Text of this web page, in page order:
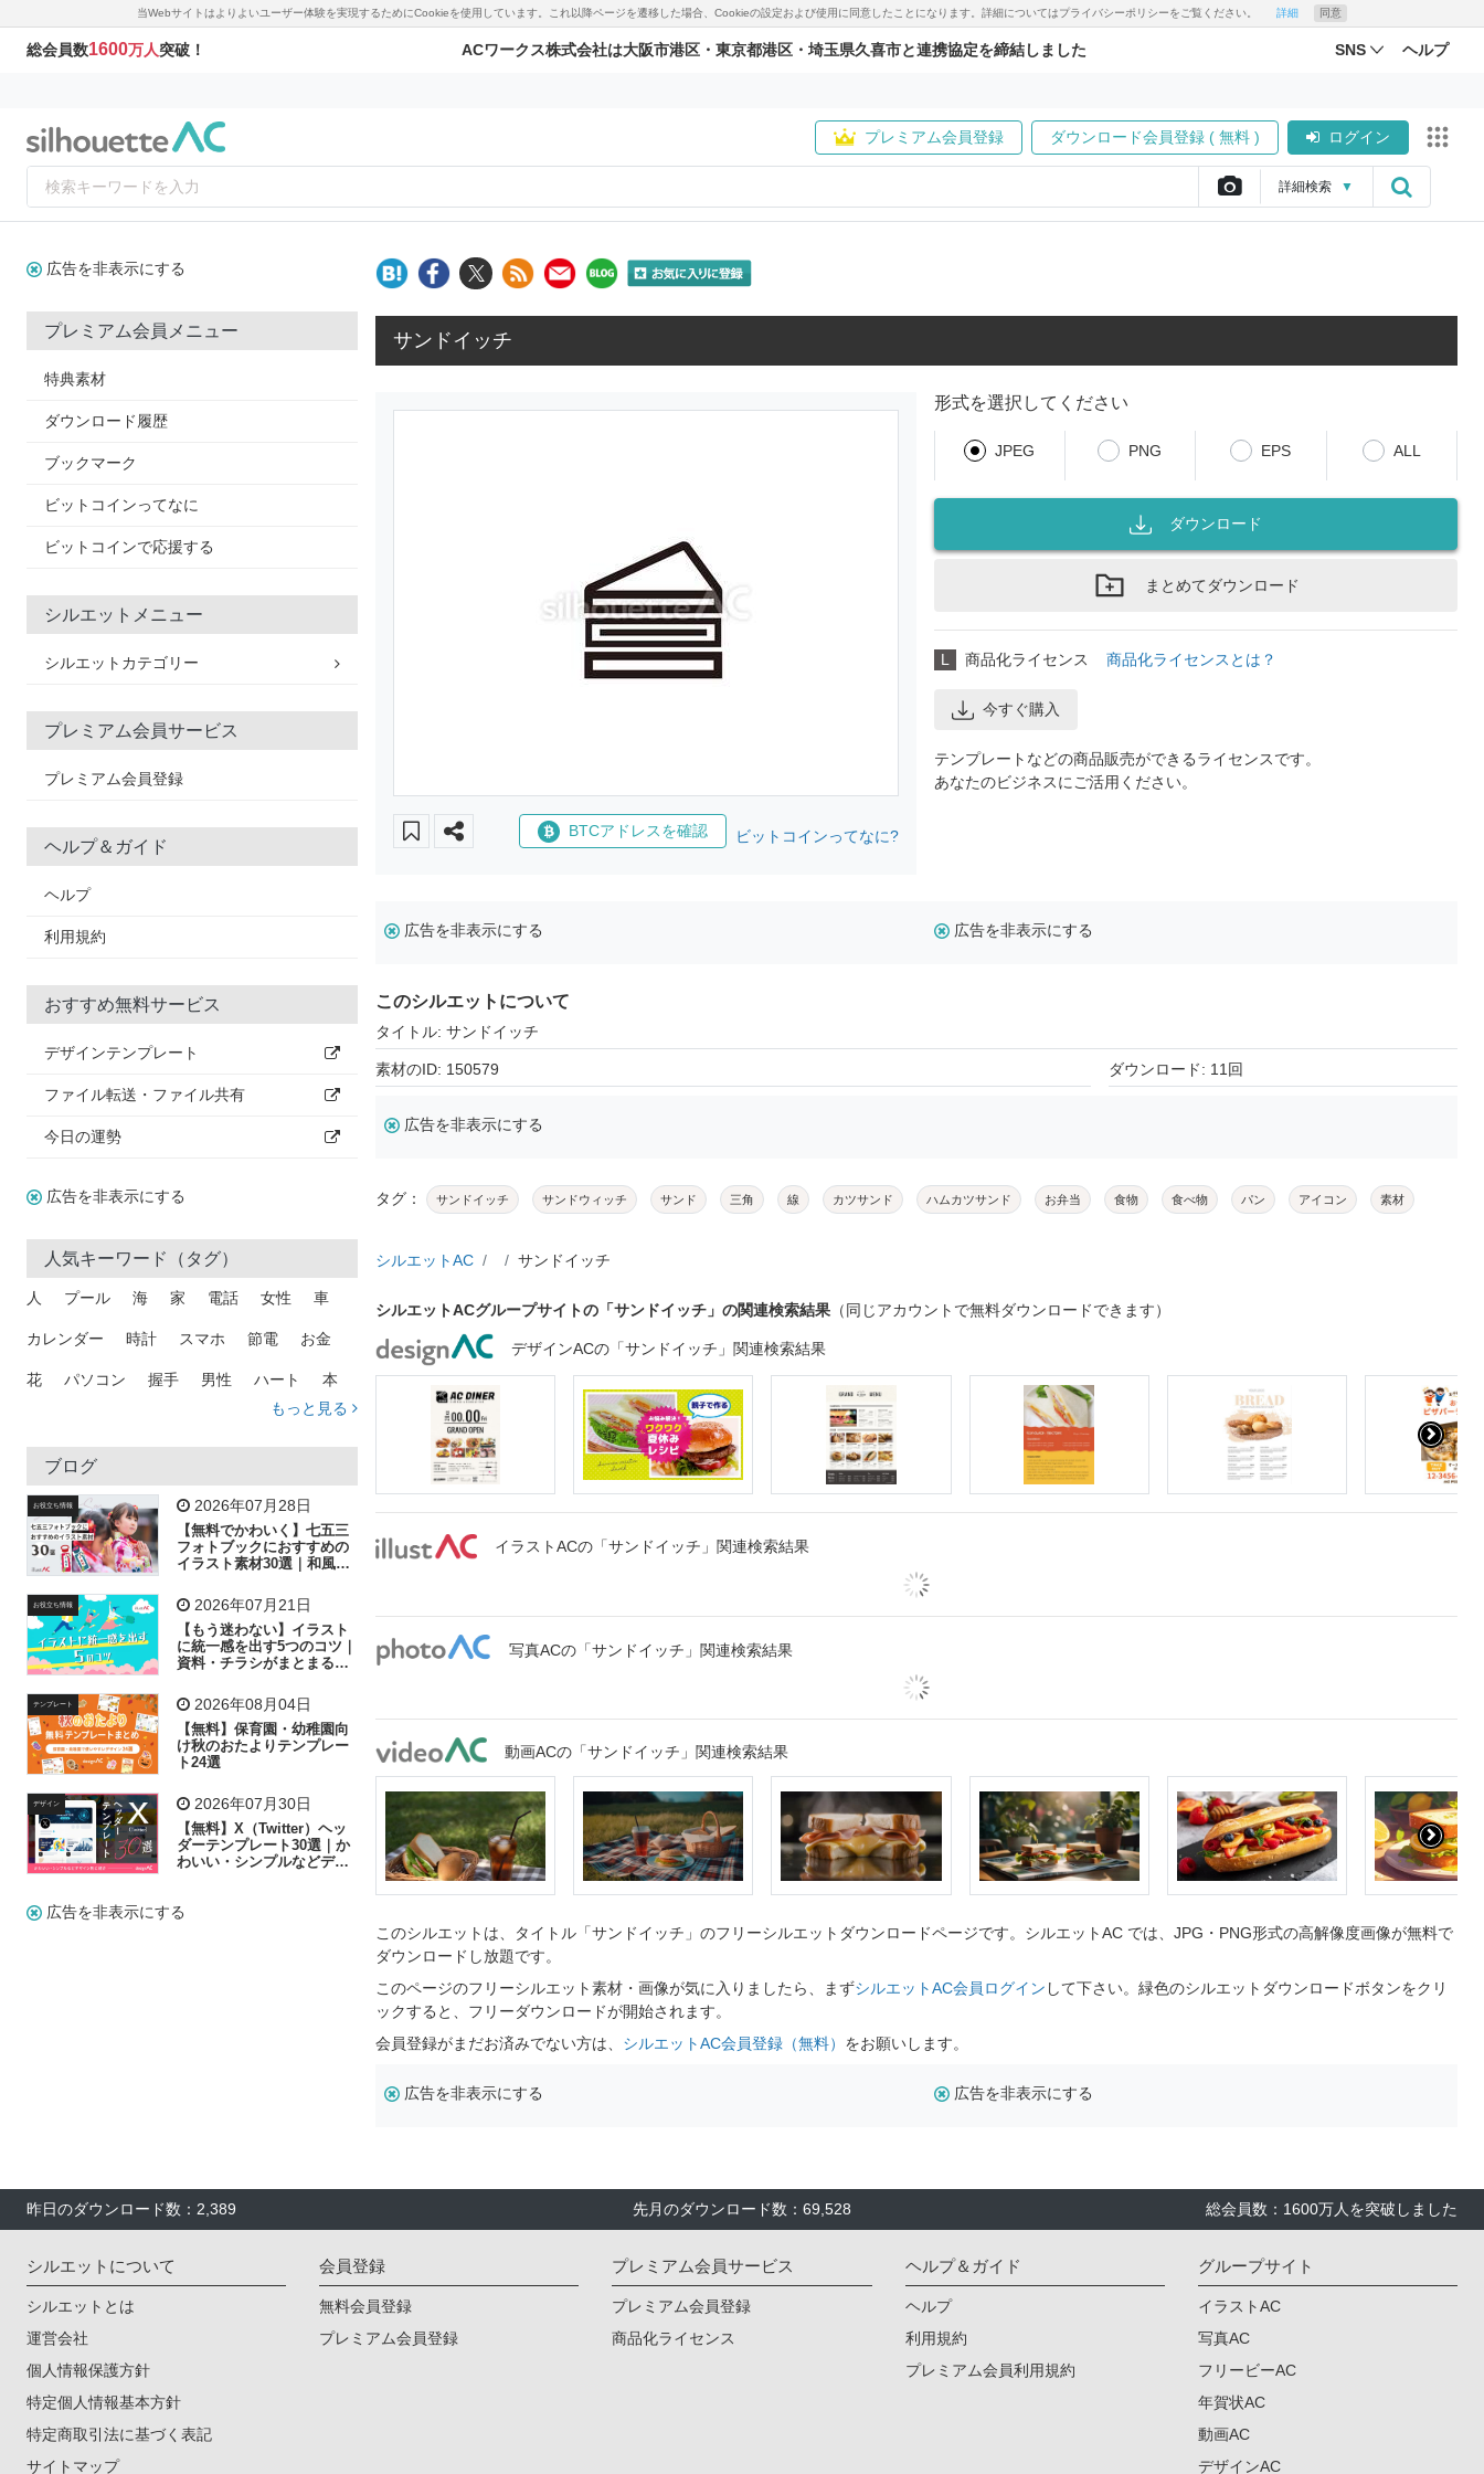
当Webサイトはよりよいユーザー体験を実現するためにCookieを使用しています。これ以降ページを遷移した場合、Cookieの設定および使用に同意したことになります。詳細についてはプライバシーポリシーをご覧ください。 詳細 同意
総会員数1600万人突破！ ACワークス株式会社は大阪市港区・東京都港区・埼玉県久喜市と連携協定を締結しました SNS ヘルプ
プレミアム会員登録 ダウンロード会員登録 ( 無料 ) ログイン
詳細検索 ▼
広告を非表示にする
プレミアム会員メニュー
特典素材
ダウンロード履歴
ブックマーク
ビットコインってなに
ビットコインで応援する
シルエットメニュー
シルエットカテゴリー
プレミアム会員サービス
プレミアム会員登録
ヘルプ＆ガイド
ヘルプ
利用規約
おすすめ無料サービス
デザインテンプレート
ファイル転送・ファイル共有
今日の運勢
広告を非表示にする
人気キーワード（タグ）
人 プール 海 家 電話 女性 車
カレンダー 時計 スマホ 節電 お金
花 パソコン 握手 男性 ハート 本
トラック 木
吹き出し
飛行機 グラフ ビル 魚 家族 書類
歩く 工場 会社 太陽 キラキラ
子供 作業員 相談 ピクトグラム
もっと見る
ブログ
お役立ち情報 2026年07月28日
【無料でかわいく】七五三
フォトブックにおすすめの
イラスト素材30選｜和風の
お役立ち情報 2026年07月21日
【もう迷わない】イラスト
に統一感を出す5つのコツ｜
資料・チラシがまとまるフ
テンプレート 2026年08月04日
【無料】保育園・幼稚園向
け秋のおたよりテンプレー
ト24選
デザイン 2026年07月30日
【無料】X（Twitter）ヘッ
ダーテンプレート30選｜か
わいい・シンプルなどデザ
広告を非表示にする
サンドイッチ
BTCアドレスを確認 ビットコインってなに?
形式を選択してください
JPEG PNG EPS ALL
ダウンロード
まとめてダウンロード
L 商品化ライセンス 商品化ライセンスとは？
今すぐ購入
テンプレートなどの商品販売ができるライセンスです。
あなたのビジネスにご活用ください。
広告を非表示にする 広告を非表示にする
このシルエットについて
タイトル: サンドイッチ
素材のID: 150579 ダウンロード: 11回
広告を非表示にする
タグ： サンドイッチ サンドウィッチ サンド 三角 線 カツサンド ハムカツサンド お弁当 食物 食べ物 パン アイコン 素材
シルエットAC サンドイッチ
シルエットACグループサイトの「サンドイッチ」の関連検索結果 （同じアカウントで無料ダウンロードできます）
デザインACの「サンドイッチ」関連検索結果
イラストACの「サンドイッチ」関連検索結果
写真ACの「サンドイッチ」関連検索結果
動画ACの「サンドイッチ」関連検索結果
このシルエットは、タイトル「サンドイッチ」のフリーシルエットダウンロードページです。シルエットAC では、JPG・PNG形式の高解像度画像が無料で
ダウンロードし放題です。
このページのフリーシルエット素材・画像が気に入りましたら、まずシルエットAC会員ログイン して下さい。緑色のシルエットダウンロードボタンをクリ
ックすると、フリーダウンロードが開始されます。
会員登録がまだお済みでない方は、 シルエットAC会員登録（無料） をお願いします。
広告を非表示にする 広告を非表示にする
昨日のダウンロード数：2,389 先月のダウンロード数：69,528 総会員数：1600万人を突破しました
シルエットについて
シルエットとは
運営会社
個人情報保護方針
特定個人情報基本方針
特定商取引法に基づく表記
サイトマップ
会員登録
無料会員登録
プレミアム会員登録
プレミアム会員サービス
プレミアム会員登録
商品化ライセンス
ヘルプ＆ガイド
ヘルプ
利用規約
プレミアム会員利用規約
グループサイト
イラストAC
写真AC
フリービーAC
年賀状AC
動画AC
デザインAC